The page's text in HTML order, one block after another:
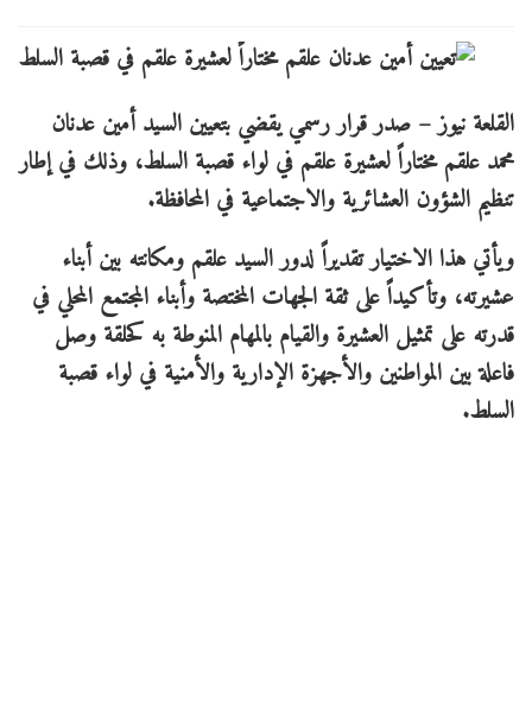
القلعة نيوز – صدر قرار رسمي يقضي بتعيين السيد أمين عدنان
محمد علقم مختاراً لعشيرة علقم في لواء قصبة السلط، وذلك في إطار
تنظيم الشؤون العشائرية والاجتماعية في المحافظة.
​ويأتي هذا الاختيار تقديراً لدور السيد علقم ومكانته بين أبناء
عشيرته، وتأكيداً على ثقة الجهات المختصة وأبناء المجتمع المحلي في
قدرته على تمثيل العشيرة والقيام بالمهام المنوطة به كحلقة وصل
فاعلة بين المواطنين والأجهزة الإدارية والأمنية في لواء قصبة
السلط.